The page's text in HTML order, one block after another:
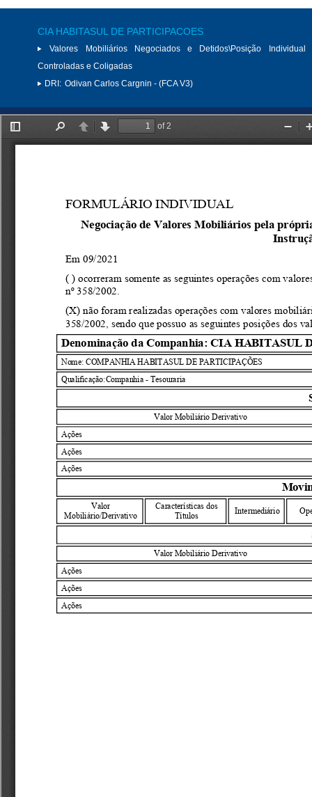
CIA HABITASUL DE PARTICIPACOES
Valores Mobiliários Negociados e Detidos\Posição
Controladas e Coligadas
DRI: Odivan Carlos Cargnin - (FCA V3)